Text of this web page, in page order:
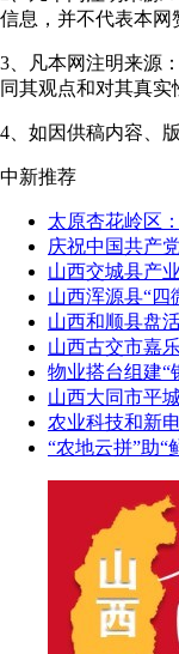
信息，并不代表本网
3、凡本网注明来源
同其观点和对其真
4、如因供稿内容、
中新推荐
太原杏花岭区
庆祝中国共产
山西交城县产
山西浑源县“四
山西和顺县盘
山西古交市嘉
物业搭台组建“
山西大同市平
农业科技和新
“农地云拼”助“